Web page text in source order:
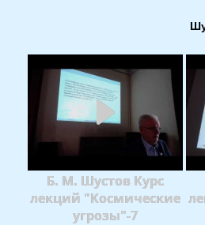
Б. М. Шустов Курс
лекций "Космические
угрозы"-7